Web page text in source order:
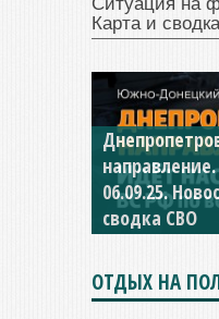
Карта и
04.09.25
сводка СВО
ОТДЫХ НА